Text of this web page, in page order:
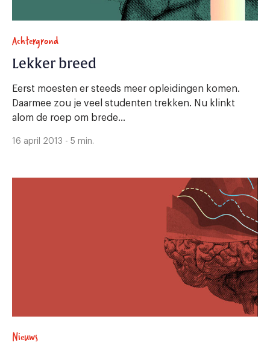
Achtergrond
Lekker breed
Eerst moesten er steeds meer opleidingen komen.
Daarmee zou je veel studenten trekken. Nu klinkt
alom de roep om brede...
16 april 2013 - 5 min.
Nieuws